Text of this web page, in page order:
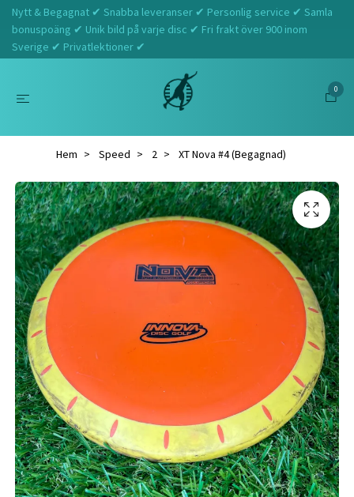
Nytt & Begagnat ✔ Snabba leveranser ✔ Personlig service ✔ Samla
bonuspoäng ✔ Unik bild på varje disc ✔ Fri frakt över 900 inom
Sverige ✔ Privatlektioner ✔
0
Hem Speed 2 XT Nova #4 (Begagnad)